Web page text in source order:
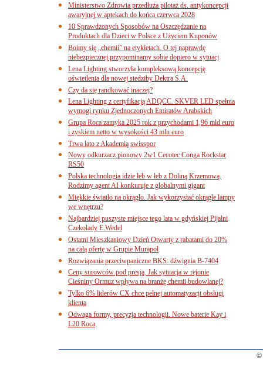
Ministerstwo Zdrowia przedłuża pilotaż ds. antykoncepcji
awaryjnej w aptekach do końca czerwca 2028
10 Sprawdzonych Sposobów na Oszczędzanie na
Produktach dla Dzieci w Polsce z Użyciem Kuponów
Boimy się „chemii” na etykietach. O tej naprawdę
niebezpiecznej przypominamy sobie dopiero w sytuacj
Lena Lighting stworzyła kompleksową koncepcję
oświetlenia dla nowej siedziby Dektra S.A.
Czy da się randkować inaczej?
Lena Lighting z certyfikacją ADQCC. SKVER LED spełnia
wymogi rynku Zjednoczonych Emiratów Arabskich
Grupa Roca zamyka 2025 rok z przychodami 1,96 mld euro
i zyskiem netto w wysokości 43 mln euro
Trwa lato z Akademią swisspor
Nowy odkurzacz pionowy 2w1 Cecotec Conga Rockstar
RS50
Polska technologia idzie łeb w łeb z Doliną Krzemową.
Rodzimy agent AI konkuruje z globalnymi gigant
Miękkie światło na okrągło. Jak wykorzystać okrągłe lampy
we wnętrzu?
Najbardziej puszyste miejsce tego lata w gdyńskiej Pijalni
Czekolady E.Wedel
Ostatni Mieszkaniowy Dzień Otwarty z rabatami do 20%
na całą ofertę w Grupie Murapol
Rozwiązania przeciwpaniczne BKS: dźwignia B-7404
Ceny surowców pod presją. Jak sytuacja w rejonie
Cieśniny Ormuz wpływa na branżę chemii budowlanej?
Tylko 6% liderów CX chce pełnej automatyzacji obsługi
klienta
Odwaga formy, precyzja technologii. Nowe baterie Kay i
L20 Roca
©